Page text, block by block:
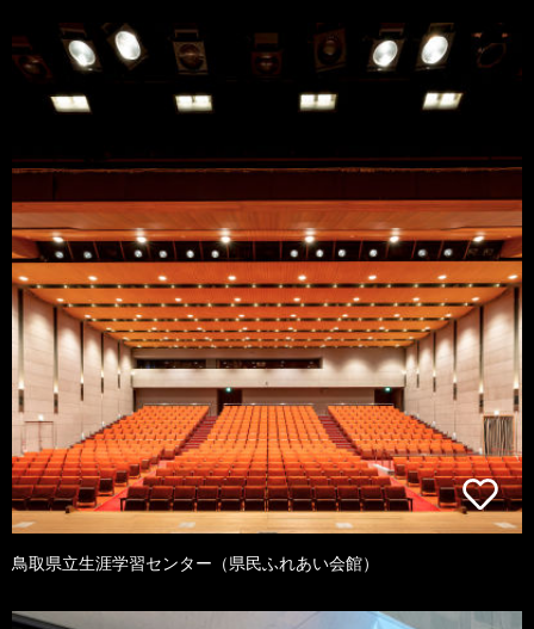
鳥取県立生涯学習センター（県民ふれあい会館）